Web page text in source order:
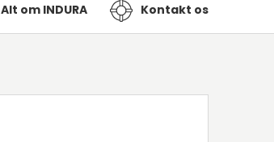
Alt om INDURA Kontakt os